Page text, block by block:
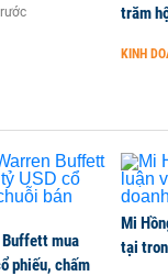
hội lo xung đột
trăm
KINH
Buffett mua
phiếu, chấm
Mi
tại